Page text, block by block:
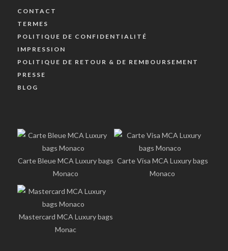
CONTACT
TERMES
POLITIQUE DE CONFIDENTIALITÉ
IMPRESSION
POLITIQUE DE RETOUR & DE REMBOURSEMENT
PRESSE
BLOG
Carte Bleue MCA Luxury bags
Monaco
Carte Visa MCA Luxury bags
Monaco
Mastercard MCA Luxury bags
Monac